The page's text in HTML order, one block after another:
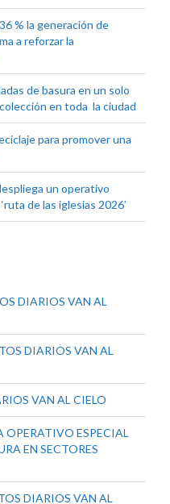
% la generación de
a reforzar la
de basura en un solo
en toda la ciudad
para promover una
un operativo
de las iglesias 2026’
DIARIOS VAN AL
DIARIOS VAN AL
VAN AL CIELO
OPERATIVO ESPECIAL
EN SECTORES
DIARIOS VAN AL